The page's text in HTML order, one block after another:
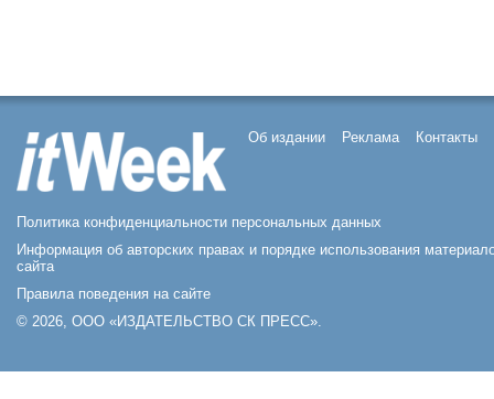
Об издании Реклама Контакты
Политика конфиденциальности персональных данных
Информация об авторских правах и порядке использования
сайта
Правила поведения на сайте
© 2026, ООО «ИЗДАТЕЛЬСТВО СК ПРЕСС».